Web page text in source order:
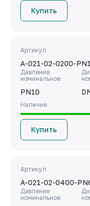
Купить
Артикул
A-021-02-0200-
Давление
номинальное
PN10
Наличие
Купить
Артикул
A-021-02-0400-
Давление
номинальное